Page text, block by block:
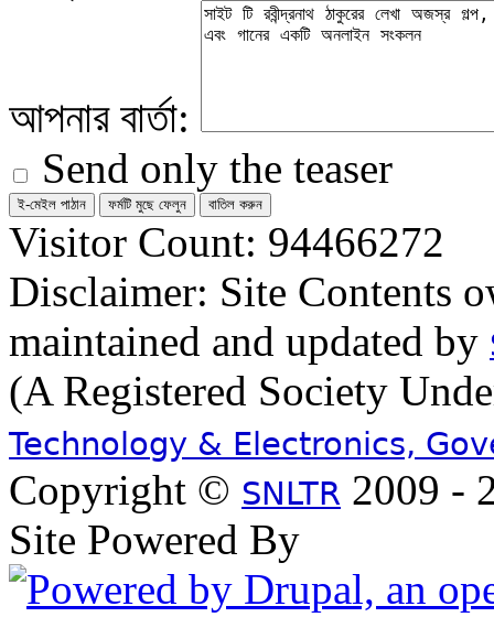
আপনার বার্তা:
Send only the teaser
Visitor Count: 94466272
Disclaimer: Site Contents
maintained and updated by
(A Registered Society
Technology & Electronics,
Copyright © SNLTR 2009 -
Site Powered By